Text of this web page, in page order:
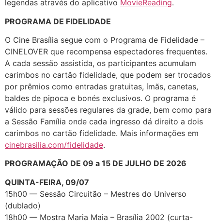
legendas através do aplicativo MovieReading.
PROGRAMA DE FIDELIDADE
O Cine Brasília segue com o Programa de Fidelidade –
CINELOVER que recompensa espectadores frequentes.
A cada sessão assistida, os participantes acumulam
carimbos no cartão fidelidade, que podem ser trocados
por prêmios como entradas gratuitas, ímãs, canetas,
baldes de pipoca e bonés exclusivos. O programa é
válido para sessões regulares da grade, bem como para
a Sessão Família onde cada ingresso dá direito a dois
carimbos no cartão fidelidade. Mais informações em
cinebrasilia.com/fidelidade.
PROGRAMAÇÃO DE 09 a 15 DE JULHO DE 2026
QUINTA-FEIRA, 09/07
15h00 — Sessão Circuitão – Mestres do Universo
(dublado)
18h00 — Mostra Maria Maia – Brasília 2002 (curta-